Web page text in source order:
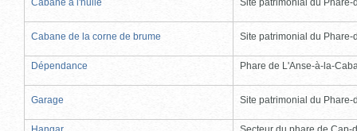
Cabane de la corne de brume Site patrimonial du Phare-
Dépendance Phare de L'Anse-à-la-
Garage Site patrimonial du Phare-